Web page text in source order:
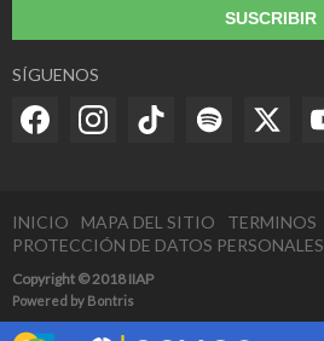
SUSCRIBIR
SÍGUENOS
INICIO MAPA DEL SITIO
TERMINOS
PROTECCIÓN DE DATOS PERSONALES
Copyright © 2018 IIAP
Powered by Bontris